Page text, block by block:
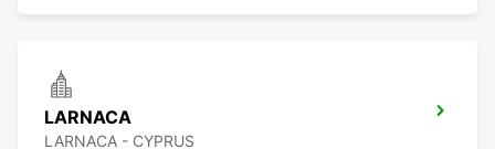
LARNACA
LARNACA - CYPRUS